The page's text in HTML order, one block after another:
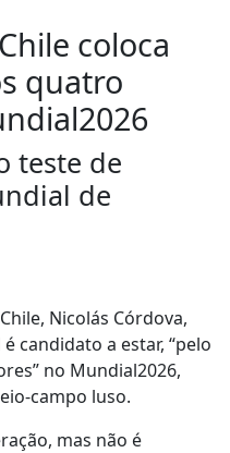
coloca
quatro
teste de
de
Nicolás Córdova,
candidato a estar, “pelo
no Mundial2026,
campo luso.
mas não é